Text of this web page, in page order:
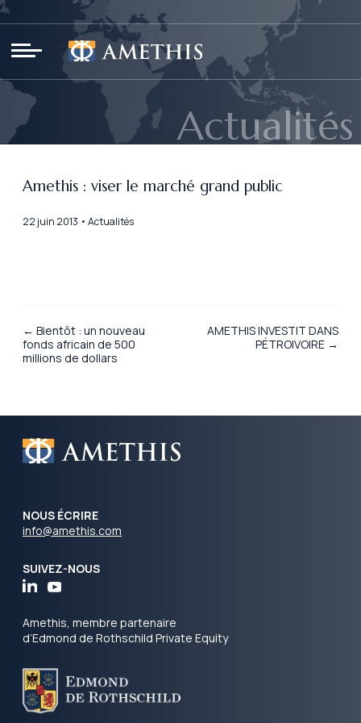
Actualités
Amethis : viser le marché grand public
22 juin 2013 • Actualités
← Bientôt : un nouveau
fonds africain de 500
millions de dollars
AMETHIS INVESTIT DANS
PÉTROIVOIRE →
NOUS ÉCRIRE
info@amethis.com
SUIVEZ-NOUS
Amethis, membre partenaire
d’Edmond de Rothschild Private Equity
Panneau de gestion des cookies